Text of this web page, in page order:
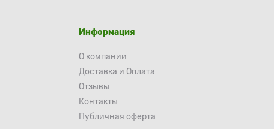
Информация
О компании
Доставка и Оплата
Отзывы
Контакты
Публичная оферта